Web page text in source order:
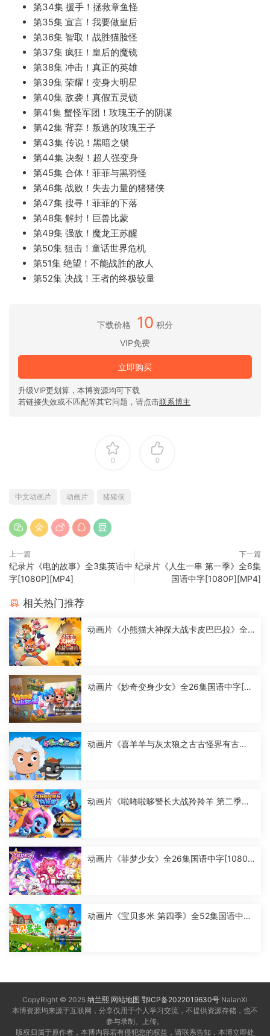
第34集 援手！拯救章鱼怪
第35集 宣言！我要做皇后
第36集 智取！战胜猫脸怪
第37集 疯狂！皇后的魔镜
第38集 冲击！真正的英雄
第39集 荣耀！变身大明星
第40集 敌袭！真假五灵锁
第41集 蟹怪军团！玫瑰王子的阴谋
第42集 背弃！叛逃的玫瑰王子
第43集 传说！黑暗之锁
第44集 决裂！超人强变身
第45集 合体！菲菲与黑羽怪
第46集 战败！失去力量的猪猪侠
第47集 搜寻！菲菲的下落
第48集 解封！巨兽比蒙
第49集 强敌！魔龙王苏醒
第50集 狙击！童话世界危机
第51集 绝望！不能战胜的敌人
第52集 决战！王者的终极较量
下载价格 10 积分
VIP免费
立即购买
升级VIP更划算，本博资源均可下载
若链接失效或不匹配等其它问题，请点击联系博主
0 0
中文动画片 动画片 猪猪侠
上一篇
纪录片《电的故事》全3集英语中
字[1080P][MP4]
下一篇
纪录片《人生一串 第一季》全6集
国语中字[1080P][MP4]
相关热门推荐
动画片《小熊猫大神探大战卡皮巴巴拉》全2
动画片《妙奇变身少女》全26集国语中字[10
动画片《喜羊羊与灰太狼之古古怪界有古
动画片《啦咘啦哆警长大战羚羚羊 第二季》
动画片《菲梦少女》全26集国语中字[1080
动画片《宝贝多米 第四季》全52集国语中字
CopyRight © 2025 纳兰熙 网站地图 鄂ICP备2022019630号 NalanXi
本博资源均来源于互联网，分享仅用于个人学习交流，不提供资源存储，也不
参与录制、上传。
版权归属于原作者，本博内容若有侵犯您的权益，请联系告知，本博立即处